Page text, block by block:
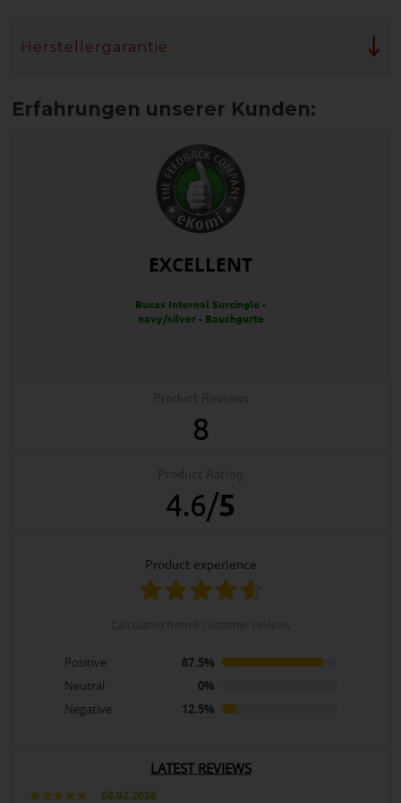
Herstellergarantie
EXCELLENT
Bucas Internal Surcingle -
navy/silver - Bauchgurte
8
4.6/5
product experience
Positive
87.5%
Neutral
0%
Negative
12.5%
LATEST REVIEWS
08.02.2026